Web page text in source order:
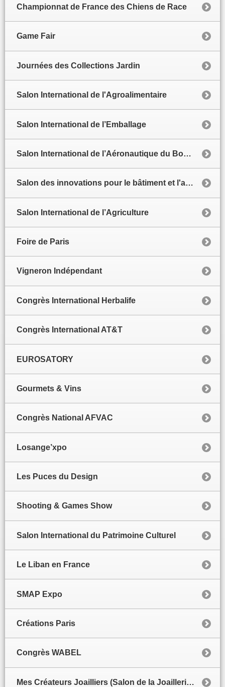
Championnat de France des Chiens de Race
Game Fair
Journées des Collections Jardin
Salon International de l'Agroalimentaire
Salon International de l’Emballage
Salon International de l’Aéronautique du Bourget
Salon des innovations pour le bâtiment et l'architecture
Salon International de l’Agriculture
Foire de Paris
Vigneron Indépendant
Congrès International Herbalife
Congrès International AT&T
EUROSATORY
Gourmets & Vins
Congrès National AFVAC
Losange’xpo
Les Puces du Design
Shooting & Games Show
Salon International du Patrimoine Culturel
Le Liban en France
SMAP Expo
Créations Paris
Congrès WABEL
Mes Créateurs Joailliers (Salon de la Joaillerie de luxe)